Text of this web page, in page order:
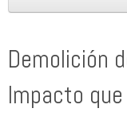
Demolición
Impacto